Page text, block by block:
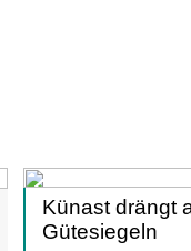
Künast drängt
Gütesiegeln